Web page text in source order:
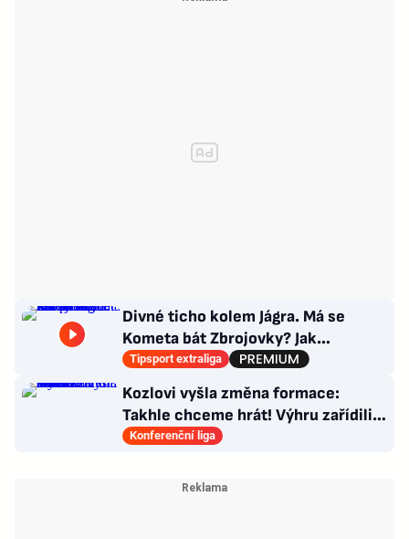
Divné ticho kolem Jágra. Má se
Kometa bát Zbrojovky? Jak
poskládat Pardubice
Tipsport extraliga
Kozlovi vyšla změna formace:
Takhle chceme hrát! Výhru zařídili
sváteční hlavičkáři
Konferenční liga